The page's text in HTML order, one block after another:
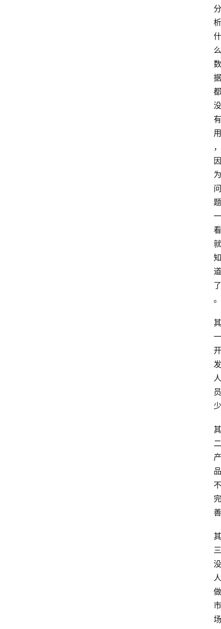
分
析
什
么
数
据
都
没
有
用
，
因
为
问
题
一
看
就
知
道
了
。
其
一
开
发
人
员
少
其
二
产
品
不
完
善
其
三
没
人
做
市
场